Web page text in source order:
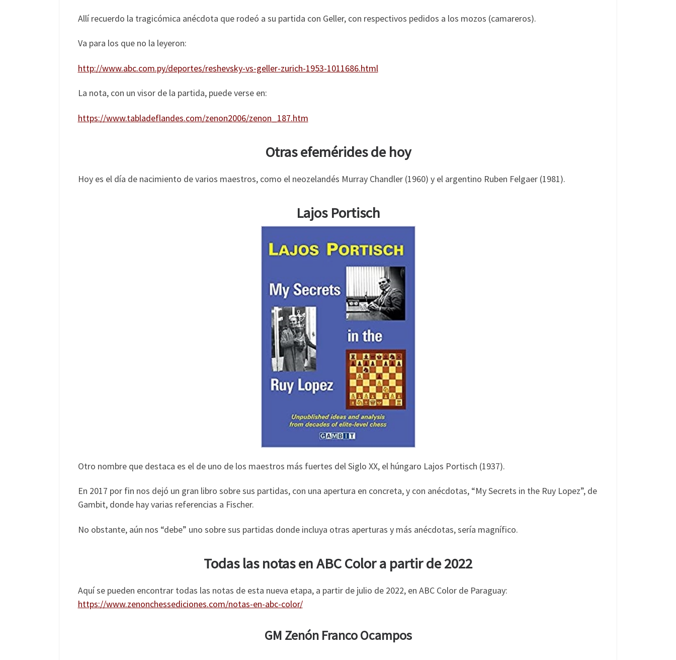
Allí recuerdo la tragicómica anécdota que rodeó a su partida con Geller, con respectivos pedidos a los mozos (camareros).
Va para los que no la leyeron:
http://www.abc.com.py/deportes/reshevsky-vs-geller-zurich-1953-1011686.html
La nota, con un visor de la partida, puede verse en:
https://www.tabladeflandes.com/zenon2006/zenon_187.htm
Otras efemérides de hoy
Hoy es el día de nacimiento de varios maestros, como el neozelandés Murray Chandler (1960) y el argentino Ruben Felgaer (1981).
Lajos Portisch
Otro nombre que destaca es el de uno de los maestros más fuertes del Siglo XX, el húngaro Lajos Portisch (1937).
En 2017 por fin nos dejó un gran libro sobre sus partidas, con una apertura en concreta, y con anécdotas, “My Secrets in the Ruy Lopez”, de
Gambit, donde hay varias referencias a Fischer.
No obstante, aún nos “debe” uno sobre sus partidas donde incluya otras aperturas y más anécdotas, sería magnífico.
Todas las notas en ABC Color a partir de 2022
Aquí se pueden encontrar todas las notas de esta nueva etapa, a partir de julio de 2022, en ABC Color de Paraguay:
https://www.zenonchessediciones.com/notas-en-abc-color/
GM Zenón Franco Ocampos